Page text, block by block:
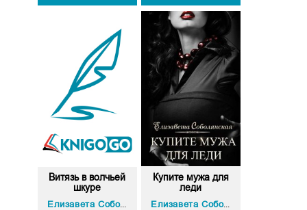
Витязь в волчьей
шкуре
Елизавета Соболянская
Купите мужа для
леди
Елизавета Соболянская